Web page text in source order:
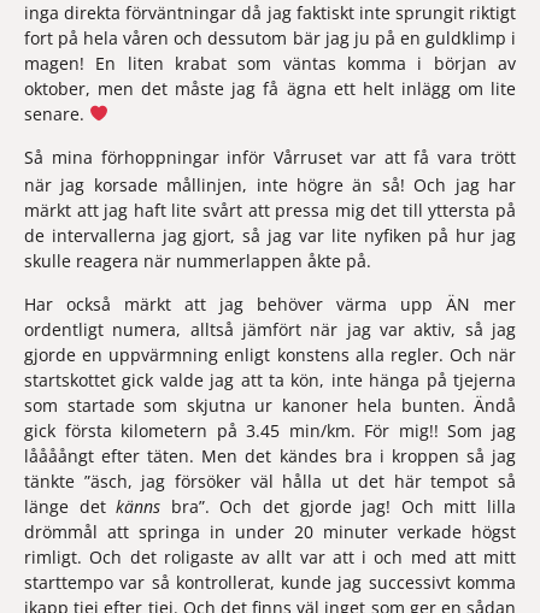
inga direkta förväntningar då jag faktiskt inte sprungit riktigt
fort på hela våren och dessutom bär jag ju på en guldklimp i
magen! En liten krabat som väntas komma i början av
oktober, men det måste jag få ägna ett helt inlägg om lite
senare.
Så mina förhoppningar inför Vårruset var att få vara trött
när jag korsade mållinjen, inte högre än så! Och jag har
märkt att jag haft lite svårt att pressa mig det till yttersta på
de intervallerna jag gjort, så jag var lite nyfiken på hur jag
skulle reagera när nummerlappen åkte på.
Har också märkt att jag behöver värma upp ÄN mer
ordentligt numera, alltså jämfört när jag var aktiv, så jag
gjorde en uppvärmning enligt konstens alla regler. Och när
startskottet gick valde jag att ta kön, inte hänga på tjejerna
som startade som skjutna ur kanoner hela bunten. Ändå
gick första kilometern på 3.45 min/km. För mig!! Som jag
låååångt efter täten. Men det kändes bra i kroppen så jag
tänkte ”äsch, jag försöker väl hålla ut det här tempot så
länge det känns bra”. Och det gjorde jag! Och mitt lilla
drömmål att springa in under 20 minuter verkade högst
rimligt. Och det roligaste av allt var att i och med att mitt
starttempo var så kontrollerat, kunde jag successivt komma
ikapp tjej efter tjej. Och det finns väl inget som ger en sådan